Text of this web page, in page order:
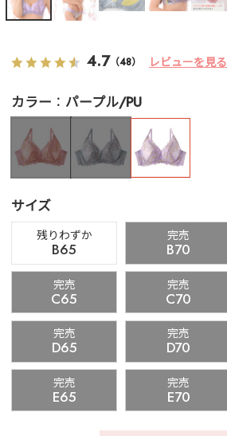
4.7 （48） レビューを見る
カラー パープル/PU
サイズ
残りわずか
B65
完売
B70
完売
C65
完売
C70
完売
D65
完売
D70
完売
E65
完売
E70